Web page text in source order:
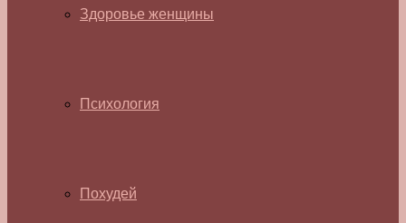
Здоровье женщины
Психология
Похудей